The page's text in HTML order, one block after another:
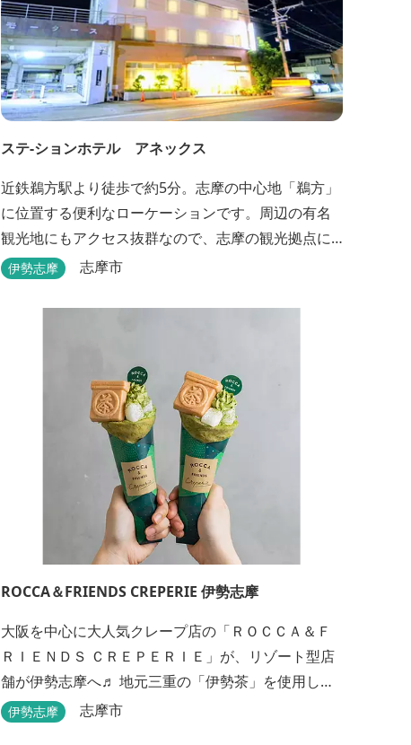
ステ-ションホテル アネックス
近鉄鵜方駅より徒歩で約5分。志摩の中心地「鵜方」
に位置する便利なローケーションです。周辺の有名
観光地にもアクセス抜群なので、志摩の観光拠点に
も最適です。
伊勢志摩 志摩市
ROCCA＆FRIENDS CREPERIE 伊勢志摩
大阪を中心に大人気クレープ店の「ＲＯＣＣＡ＆Ｆ
ＲＩＥＮＤＳ ＣＲＥＰＥＲＩＥ」が、リゾート型店
舗が伊勢志摩へ♬ 地元三重の「伊勢茶」を使用し
た、伊勢志摩店限定クレープ「伊勢茶ティラミス」
伊勢志摩 志摩市